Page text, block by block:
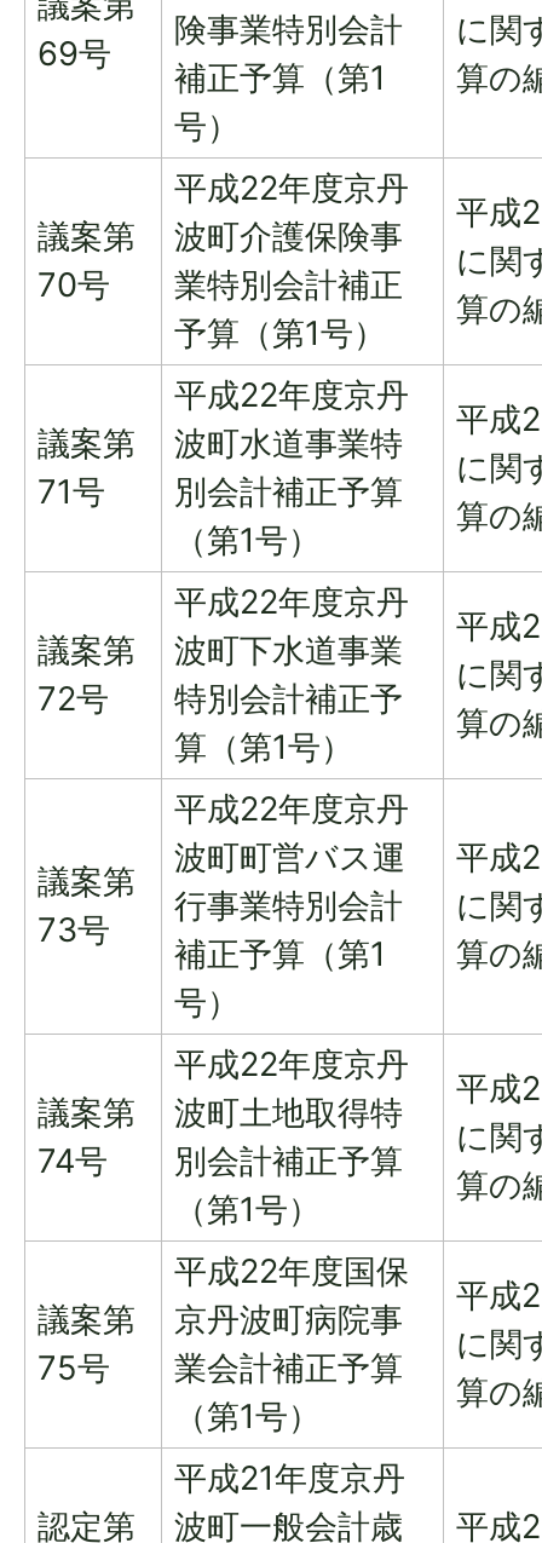
69号
険事業特別会計
補正予算（第1
号）
に関
算の
議案第
70号
平成22年度京丹
波町介護保険事
業特別会計補正
予算（第1号）
平成
に関
算の
議案第
71号
平成22年度京丹
波町水道事業特
別会計補正予算
（第1号）
平成
に関
算の
議案第
72号
平成22年度京丹
波町下水道事業
特別会計補正予
算（第1号）
平成
に関
算の
議案第
73号
平成22年度京丹
波町町営バス運
行事業特別会計
補正予算（第1
号）
平成
に関
算の
議案第
74号
平成22年度京丹
波町土地取得特
別会計補正予算
（第1号）
平成
に関
算の
議案第
75号
平成22年度国保
京丹波町病院事
業会計補正予算
（第1号）
平成
に関
算の
認定第
平成21年度京丹
波町一般会計歳
平成